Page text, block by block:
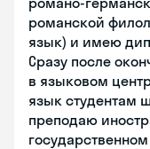
романской
язык) и имею
Сразу после
в языковом
язык студентам
преподаю